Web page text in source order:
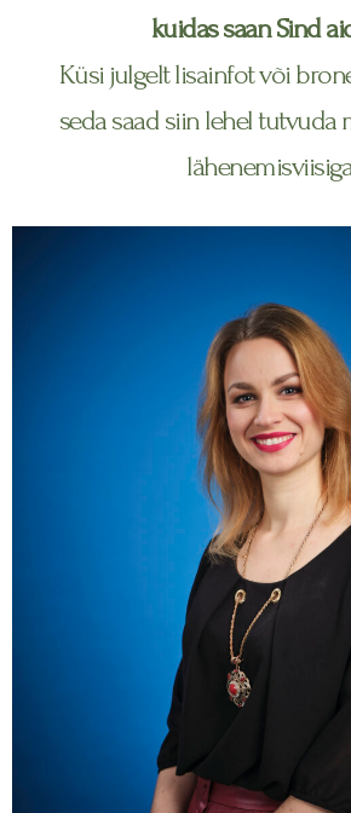
kuidas saan Sind
Küsi julgelt lisainfot või
seda saad siin lehel tutvuda